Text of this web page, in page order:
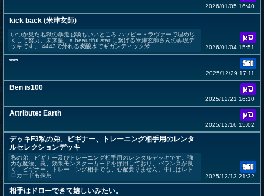
2026/01/05 16:40
kick back (米津玄師)
いつか見た地獄の暴走召喚もいいところ ハッピー・ラヴァーで埋め尽
くして努力、未来皇、a beautiful star に繋げる米津玄師さんの再現デ
ッキです。 4443で外れる炭酸水でギガンティック米...
2026/01/04 15:51
***
2025/12/29 17:11
Ben is100
2025/12/21 16:10
Attribute: Earth
2025/12/16 15:02
デッキF3私の弟、ビギナー、トレーニング相手用のレンタ
ルセレクションデッキ
私の弟、ビギナー及びトレーニング相手用のレンタルデッキです。強
力な魔法、罠、効果モンスターカードを採用しており、バランスが良
く、ビギナー、トレーニング相手でも、心配要りません。中にはレト
ロカードも採用...
2025/12/13 21:32
相手はドローできて嬉しいみたい。